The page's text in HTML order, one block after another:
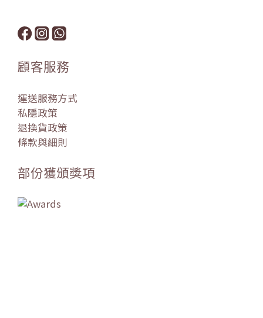
顧客服務
運送服務方式
私隱政策
退換貨政策
條款與細則
部份獲頒獎項